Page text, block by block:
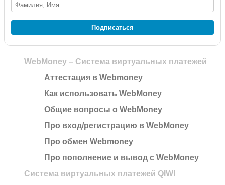
Подписаться
WebMoney – Система виртуальных платежей
Аттестация в Webmoney
Как использовать WebMoney
Общие вопросы о WebMoney
Про вход/регистрацию в WebMoney
Про обмен Webmoney
Про пополнение и вывод с WebMoney
Система виртуальных платежей QIWI